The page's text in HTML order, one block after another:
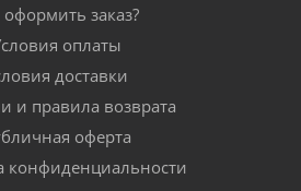
оформить заказ?
оплаты
доставки
и правила возврата
оферта
конфиденциальности